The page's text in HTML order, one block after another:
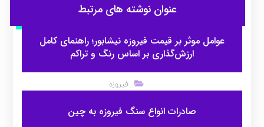
عنوان ‫نوشته های مرتبط
عوامل موثر بر قیمت فیروزه نیشابور؛ راهنمای کامل
ارزش‌گذاری بر اساس رنگ و تراکم
فیروزه
صادرات انواع سنگ فیروزه به چین